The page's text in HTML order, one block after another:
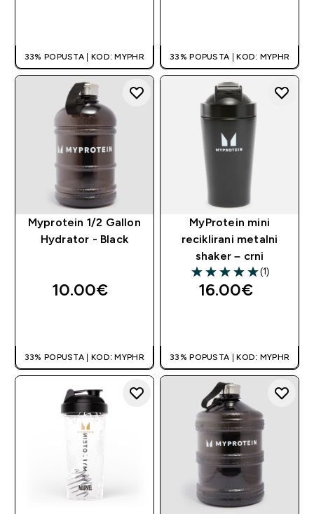
33% POPUSTA | KOD: MYPHR 33% POPUSTA | KOD: MYPHR
Myprotein 1/2 Gallon
Hydrator - Black
10.00€‎
33% POPUSTA | KOD: MYPHR
MyProtein mini
reciklirani metalni
shaker – crni
5 out of 5 stars
(1)
16.00€‎
33% POPUSTA | KOD: MYPHR